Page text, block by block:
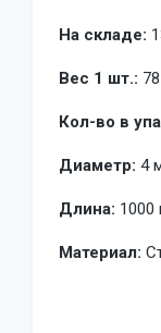
На складе:
Вес 1 шт.:
Кол-во в
Диаметр: 4
Длина: 1000
Материал: